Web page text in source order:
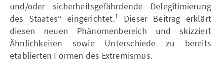
und/oder sicherheitsgefährdende Delegitimierung
des Staates“ eingerichtet.1
Dieser Beitrag erklärt
diesen neuen Phänomenbereich und skizziert
Ähnlichkeiten sowie Unterschiede zu bereits
etablierten Formen des Extremismus.